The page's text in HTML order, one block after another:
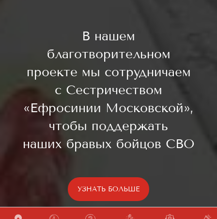
В нашем
благотворительном
проекте мы сотрудничаем
с Сестричеством
«Ефросинии Московской»,
чтобы поддержать
наших бравых бойцов СВО
УЗНАТЬ БОЛЬШЕ